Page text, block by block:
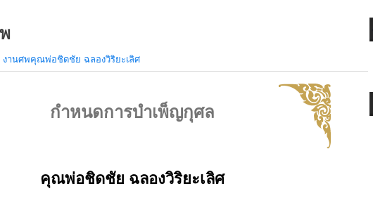
งานศพคุณพ่อชิดชัย ฉลองวิริยะเลิศ
กำหนดการบำเพ็ญกุศล
คุณพ่อชิดชัย ฉลองวิริยะเลิศ